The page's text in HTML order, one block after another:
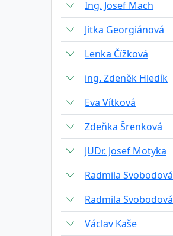
Ing. Josef Mach
Jitka Georgiánová
Lenka Čížková
ing. Zdeněk Hledík
Eva Vítková
Zdeňka Šrenková
JUDr. Josef Motyka
Radmila Svobodová
Radmila Svobodová
Václav Kaše